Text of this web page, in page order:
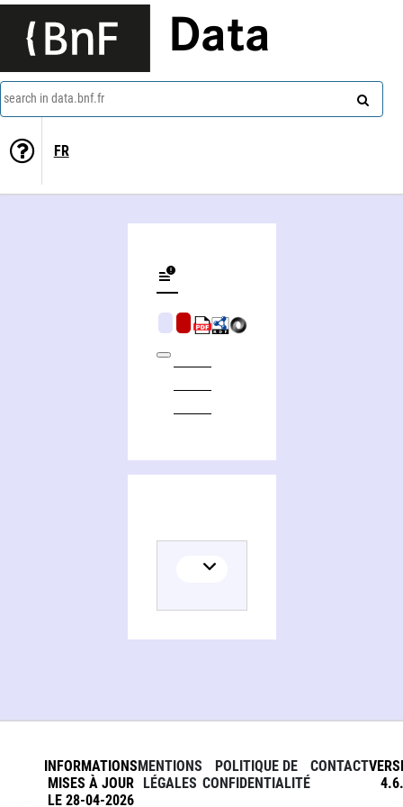
Data
search in data.bnf.fr
FR
INFORMATIONS
MISES À JOUR
LE 28-04-2026
MENTIONS
LÉGALES
POLITIQUE DE
CONFIDENTIALITÉ
CONTACT